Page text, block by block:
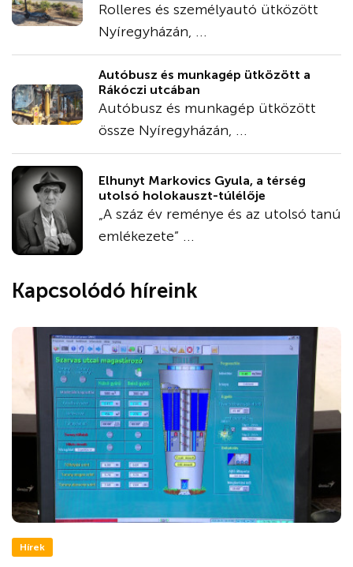
Rolleres és személyautó ütközött
Nyíregyházán, ...
Autóbusz és munkagép ütközött a
Rákóczi utcában
Autóbusz és munkagép ütközött
össze Nyíregyházán, ...
Elhunyt Markovics Gyula, a térség
utolsó holokauszt-túlélője
„A száz év reménye és az utolsó tanú
emlékezete” ...
Kapcsolódó híreink
Hírek